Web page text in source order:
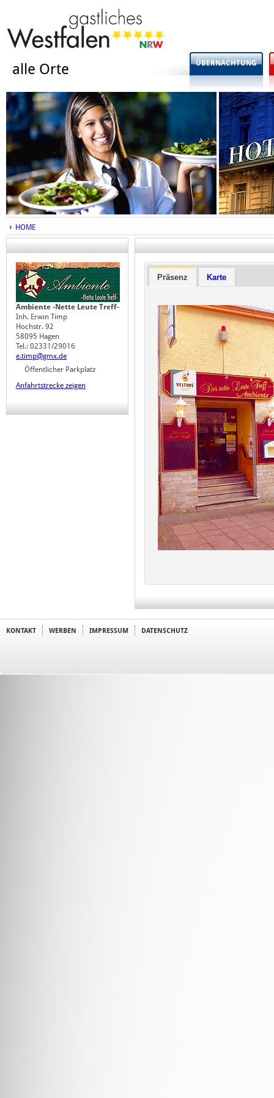
alle Orte ÜBERNACHTUNG
HOME
Ambiente -Nette Leute Treff-
Inh. Erwin Timp
Hochstr. 92
58095 Hagen
Tel.: 02331/29016
e.timp@gmx.de
Öffentlicher Parkplatz
Anfahrtstrecke zeigen
Präsenz Karte
KONTAKT WERBEN IMPRESSUM DATENSCHUTZ